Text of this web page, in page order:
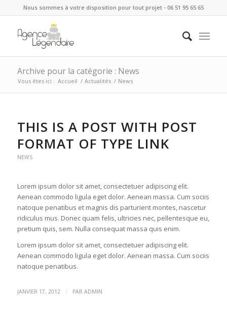
Nous sommes à votre disposition pour tout projet - 06 51 95 65 65
Archive pour la catégorie : News
Vous êtes ici : Accueil / Actualités / News
THIS IS A POST WITH POST
FORMAT OF TYPE LINK
NEWS
Lorem ipsum dolor sit amet, consectetuer adipiscing elit.
Aenean commodo ligula eget dolor. Aenean massa. Cum sociis
natoque penatibus et magnis dis parturient montes, nascetur
ridiculus mus. Donec quam felis, ultricies nec, pellentesque eu,
pretium quis, sem. Nulla consequat massa quis enim.
Lorem ipsum dolor sit amet, consectetuer adipiscing elit.
Aenean commodo ligula eget dolor. Aenean massa. Cum sociis
natoque penatibus.
JANVIER 17, 2012 / PAR ADMIN